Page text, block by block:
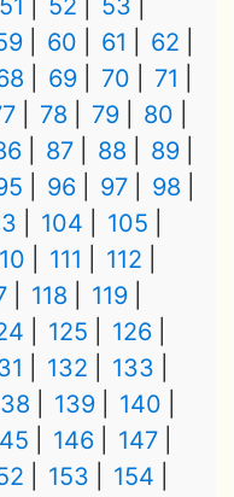
51 52
53
60 61
62
69 70
71
78 79
80
87 88
89
96 97
98
104
105
111
112
118
119
125
126
132
133
139
140
146
147
153
154